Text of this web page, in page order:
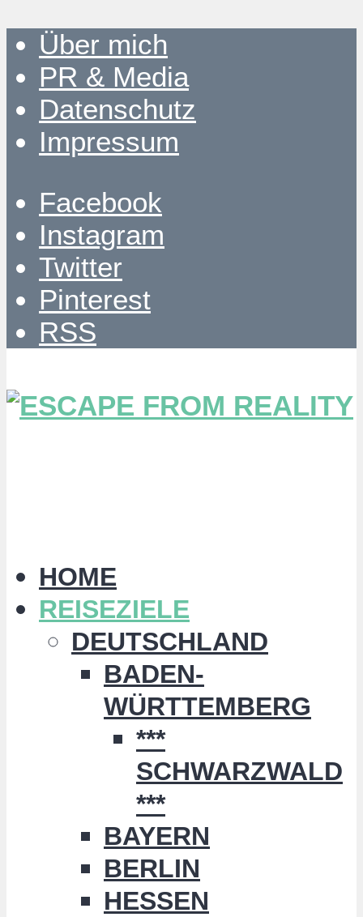
Über mich
PR & Media
Datenschutz
Impressum
Facebook
Instagram
Twitter
Pinterest
RSS
HOME
REISEZIELE
DEUTSCHLAND
BADEN-
WÜRTTEMBERG
***
SCHWARZWALD
***
BAYERN
BERLIN
HESSEN